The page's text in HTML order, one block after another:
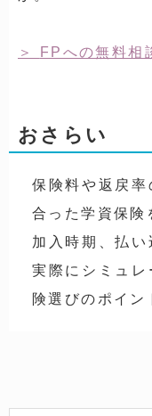
FPへの無料相
おさらい
保険料や返戻率
合った学資保険
加入時期、払
実際にシミュ
険選びのポイン